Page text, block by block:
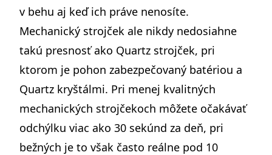
v behu aj keď ich práve nenosíte.
Mechanický strojček ale nikdy nedosiahne
takú presnosť ako Quartz strojček, pri
ktorom je pohon zabezpečovaný batériou a
Quartz kryštálmi. Pri menej kvalitných
mechanických strojčekoch môžete očakávať
odchýlku viac ako 30 sekúnd za deň, pri
bežných je to však často reálne pod 10